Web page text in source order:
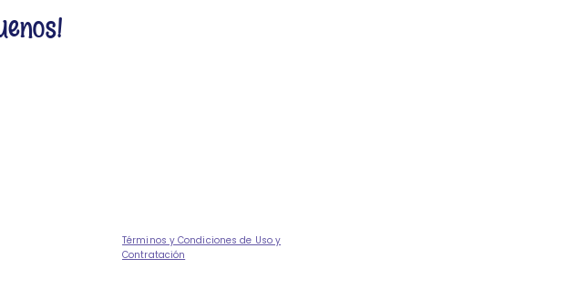
Términos y Condiciones de Uso y
Contratación